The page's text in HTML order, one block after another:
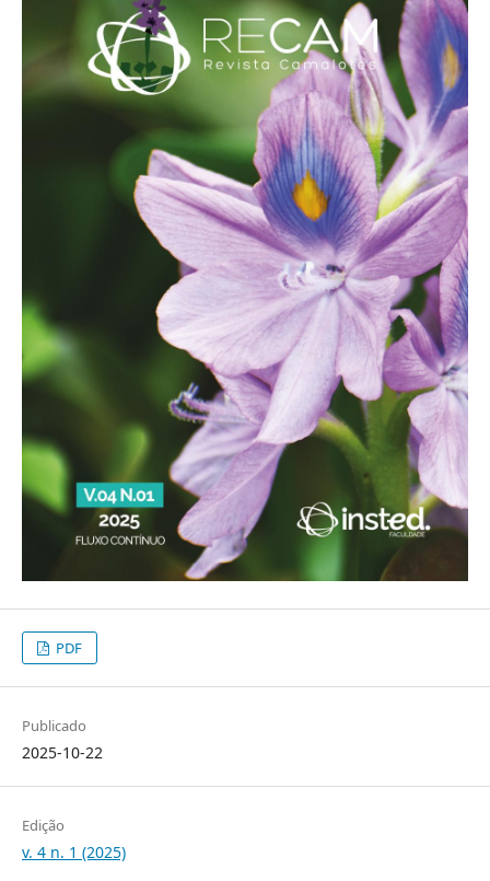
PDF
Publicado
2025-10-22
Edição
v. 4 n. 1 (2025)